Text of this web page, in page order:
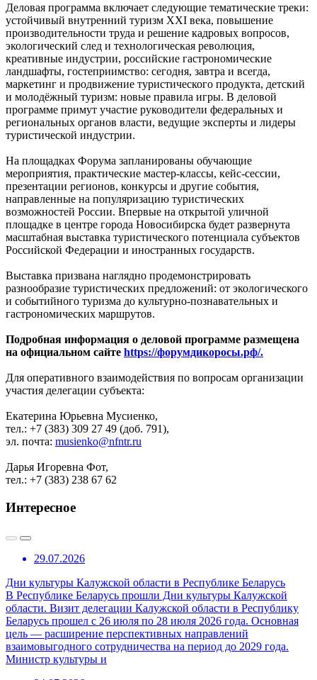
Деловая программа включает следующие тематические треки:
устойчивый внутренний туризм XXI века, повышение
производительности труда и решение кадровых вопросов,
экологический след и технологическая революция,
креативные индустрии, российские гастрономические
ландшафты, гостеприимство: сегодня, завтра и всегда,
маркетинг и продвижение туристического продукта, детский
и молодёжный туризм: новые правила игры. В деловой
программе примут участие руководители федеральных и
региональных органов власти, ведущие эксперты и лидеры
туристической индустрии.
На площадках Форума запланированы обучающие
мероприятия, практические мастер-классы, кейс-сессии,
презентации регионов, конкурсы и другие события,
направленные на популяризацию туристических
возможностей России. Впервые на открытой уличной
площадке в центре города Новосибирска будет развернута
масштабная выставка туристического потенциала субъектов
Российской Федерации и иностранных государств.
Выставка призвана наглядно продемонстрировать
разнообразие туристических предложений: от экологического
и событийного туризма до культурно-познавательных и
гастрономических маршрутов.
Подробная информация о деловой программе размещена
на официальном сайте https://форумдикоросы.рф/.
Для оперативного взаимодействия по вопросам организации
участия делегации субъекта:
Екатерина Юрьевна Мусиенко,
тел.: +7 (383) 309 27 49 (доб. 791),
эл. почта: musienko@nfntr.ru
Дарья Игоревна Фот,
тел.: +7 (383) 238 67 62
Интересное
29.07.2026
Дни культуры Калужской области в Республике Беларусь
В Республике Беларусь прошли Дни культуры Калужской
области. Визит делегации Калужской области в Республику
Беларусь прошел с 26 июля по 28 июля 2026 года. Основная
цель — расширение перспективных направлений
взаимовыгодного сотрудничества на период до 2029 года.
Министр культуры и